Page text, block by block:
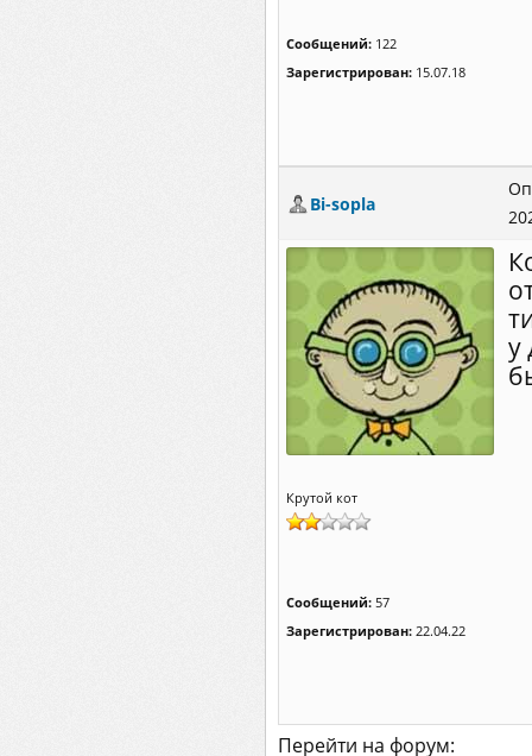
Сообщений: 122
Зарегистрирован: 15.07.18
Bi-sopla
Крутой кот
Сообщений: 57
Зарегистрирован: 22.04.22
у
Перейти на форум: